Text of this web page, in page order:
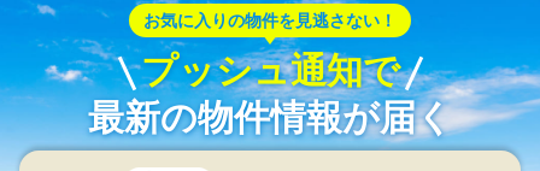
お気に入りの物件を見逃さない！
プッシュ通知で
最新の物件情報が届く